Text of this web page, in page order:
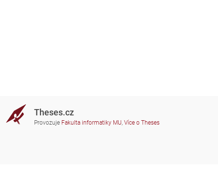
Theses.cz
Provozuje Fakulta informatiky MU, Více o Theses